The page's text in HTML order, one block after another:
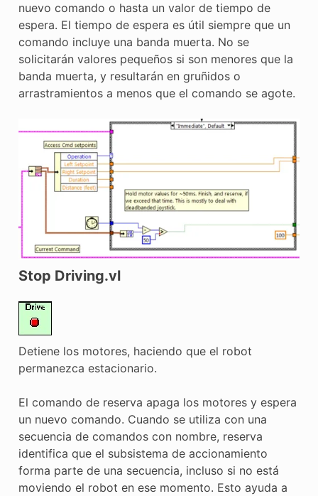
nuevo comando o hasta un valor de tiempo de
espera. El tiempo de espera es útil siempre que un
comando incluye una banda muerta. No se
solicitarán valores pequeños si son menores que la
banda muerta, y resultarán en gruñidos o
arrastramientos a menos que el comando se agote.
Stop Driving.vl
Detiene los motores, haciendo que el robot
permanezca estacionario.
El comando de reserva apaga los motores y espera
un nuevo comando. Cuando se utiliza con una
secuencia de comandos con nombre, reserva
identifica que el subsistema de accionamiento
forma parte de una secuencia, incluso si no está
moviendo el robot en ese momento. Esto ayuda a